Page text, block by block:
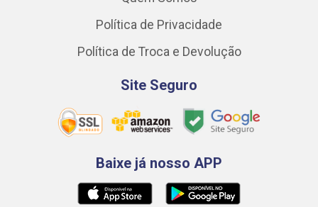
Política de Privacidade
Política de Troca e Devolução
Site Seguro
Baixe já nosso APP